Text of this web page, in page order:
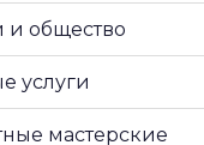
и общество
услуги
мастерские